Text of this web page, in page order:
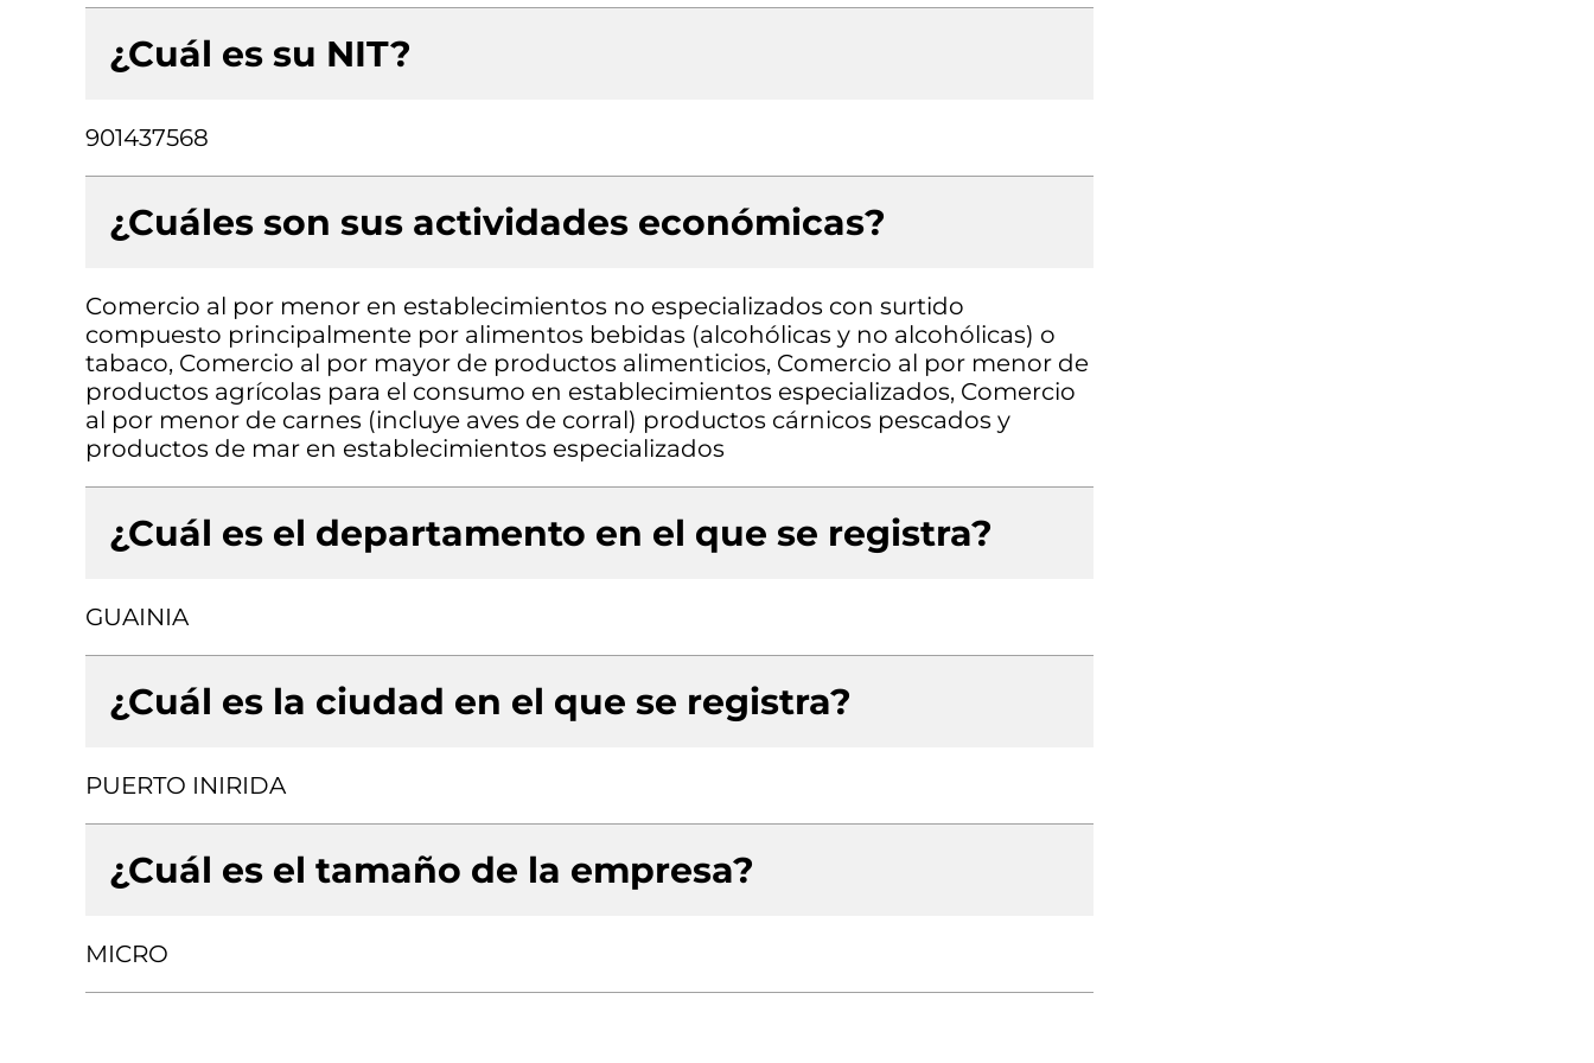
¿Cuál es su NIT?
901437568
¿Cuáles son sus actividades económicas?
Comercio al por menor en establecimientos no especializados con surtido
compuesto principalmente por alimentos bebidas (alcohólicas y no alcohólicas) o
tabaco, Comercio al por mayor de productos alimenticios, Comercio al por menor de
productos agrícolas para el consumo en establecimientos especializados, Comercio
al por menor de carnes (incluye aves de corral) productos cárnicos pescados y
productos de mar en establecimientos especializados
¿Cuál es el departamento en el que se registra?
GUAINIA
¿Cuál es la ciudad en el que se registra?
PUERTO INIRIDA
¿Cuál es el tamaño de la empresa?
MICRO